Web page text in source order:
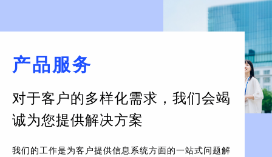
产品服务
对于客户的多样化需求， 我们会竭
诚为您提供解决方案
我们的工作是为客户提供信息系统方面的一站式问题解